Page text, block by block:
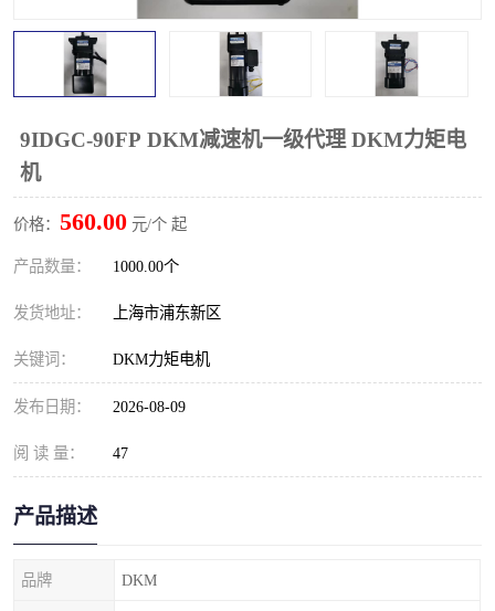
9IDGC-90FP DKM减速机一级代理 DKM力矩电
机
价格： 560.00 元/个 起
产品数量： 1000.00个
发货地址： 上海市浦东新区
关键词： DKM力矩电机
发布日期： 2026-08-09
阅 读 量： 47
产品描述
品牌 DKM